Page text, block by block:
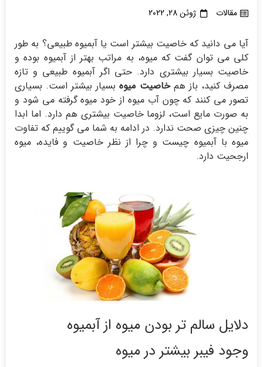
مقالات ژوئن 28, 2022
آیا می دانید که خاصیت بیشتر است یا آبمیوه طبیعی؟ به طور
کلی می توان گفت که میوه، به مراتب بهتر از آبمیوه بوده و
خاصیت بسیار بیشتری دارد. حتی اگر آبمیوه طبیعی و تازه
مصرف کنید، باز هم خاصیت میوه بسیار بیشتر است. بسیاری
تصور می کنند که چون آب میوه از خود میوه گرفته می شود و
به صورت مایع است، لزوما خاصیت بیشتری هم دارد. اما ابدا
چنین چیزی صحت ندارد. در ادامه به شما می گوییم که تفاوت
میوه با آبمیوه چیست و چرا از نظر خاصیت و فایده، میوه
ارجحیت دارد.
دلایل سالم تر بودن میوه از آبمیوه
وجود فیبر بیشتر در میوه